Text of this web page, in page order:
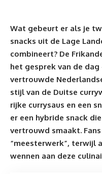
Wat gebeurt er als je
snacks uit de Lage
combineert? De
het gesprek van de dag
vertrouwde
stijl van de Duitse
rijke currysaus en een
er een hybride snack
vertrouwd smaakt.
“meesterwerk”, terwijl
wennen aan deze